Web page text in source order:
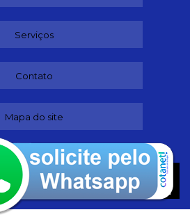
Serviços
Contato
Mapa do site
à proteção de direitos autorais. Copyright
Lubrificantes (Lei 9610 de 19/02/1998)